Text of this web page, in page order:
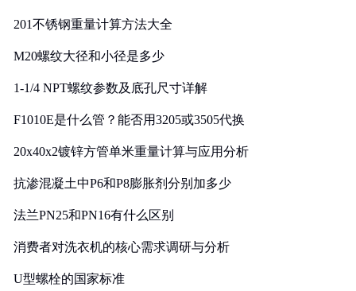
201不锈钢重量计算方法大全
M20螺纹大径和小径是多少
1-1/4 NPT螺纹参数及底孔尺寸详解
F1010E是什么管？能否用3205或3505代换
20x40x2镀锌方管单米重量计算与应用分析
抗渗混凝土中P6和P8膨胀剂分别加多少
法兰PN25和PN16有什么区别
消费者对洗衣机的核心需求调研与分析
U型螺栓的国家标准